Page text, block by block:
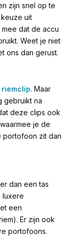
zijn snel op te
uit
dat de accu
Weet je niet
ons dan gerust.
riemclip. Maar
gebruikt na
deze clips ook
je de
portofoon zit dan
dan een tas
luxere
een
Er zijn ook
portofoons.